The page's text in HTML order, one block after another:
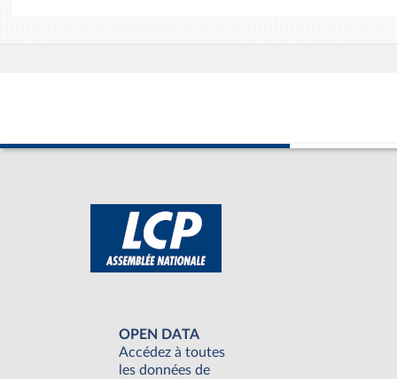
OPEN DATA
Accédez à toutes
les données de